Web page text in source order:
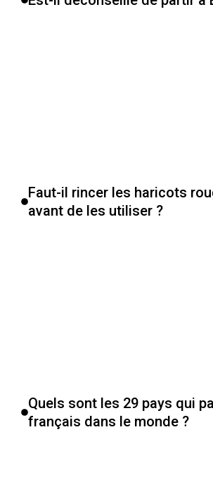
Faut-il rincer les haricots
avant de les utiliser ?
Quels sont les 29 pays qui
français dans le monde ?